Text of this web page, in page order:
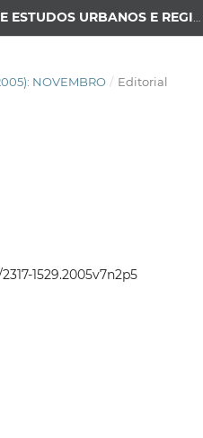
NOVEMBRO / Editorial
1529.2005v7n2p5